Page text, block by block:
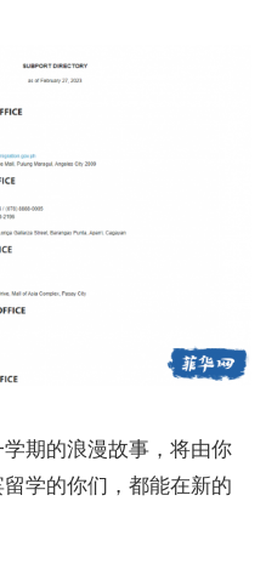
期的浪漫故事，将由你
学的你们，都能在新的